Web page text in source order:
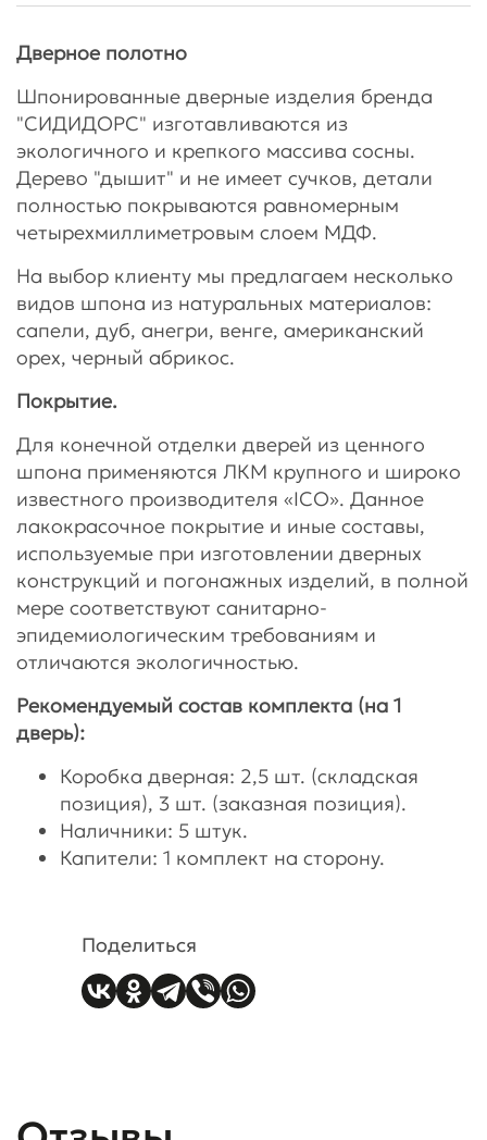
Дверное полотно
Шпонированные дверные изделия бренда
"СИДИДОРС" изготавливаются из
экологичного и крепкого массива сосны.
Дерево "дышит" и не имеет сучков, детали
полностью покрываются равномерным
четырехмиллиметровым слоем МДФ.
На выбор клиенту мы предлагаем несколько
видов шпона из натуральных материалов:
сапели, дуб, анегри, венге, американский
орех, черный абрикос.
Покрытие.
Для конечной отделки дверей из ценного
шпона применяются ЛКМ крупного и широко
известного производителя «ICO». Данное
лакокрасочное покрытие и иные составы,
используемые при изготовлении дверных
конструкций и погонажных изделий, в полной
мере соответствуют санитарно-
эпидемиологическим требованиям и
отличаются экологичностью.
Рекомендуемый состав комплекта (на 1
дверь):
Коробка дверная: 2,5 шт. (складская
позиция), 3 шт. (заказная позиция).
Наличники: 5 штук.
Капители: 1 комплект на сторону.
Поделиться